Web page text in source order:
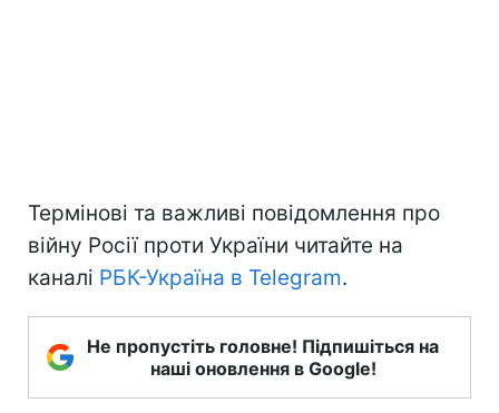
Термінові та важливі повідомлення про
війну Росії проти України читайте на
каналі РБК-Україна в Telegram.
Не пропустіть головне! Підпишіться на
наші оновлення в Google!